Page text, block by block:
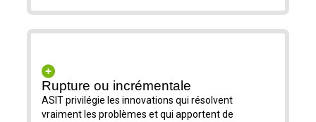
Rupture ou incrémentale
ASIT privilégie les innovations qui résolvent
vraiment les problèmes et qui apportent de